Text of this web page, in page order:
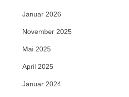
Januar 2026
November 2025
Mai 2025
April 2025
Januar 2024